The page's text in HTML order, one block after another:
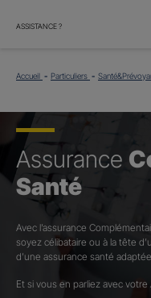
ASSISTANCE ?
Accueil Particuliers
Assurance
Santé
Avec l’assurance
soyez célibataire ou à la tête
d’une assurance santé
Et si vous en parliez avec